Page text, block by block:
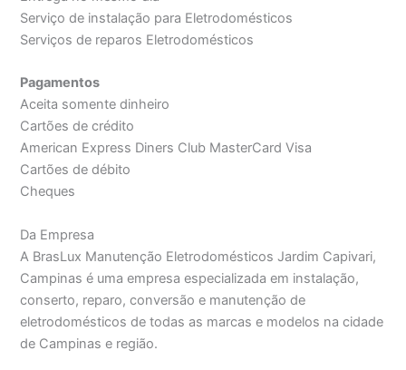
Serviço de instalação para Eletrodomésticos
Serviços de reparos Eletrodomésticos
Pagamentos
Aceita somente dinheiro
Cartões de crédito
American Express Diners Club MasterCard Visa
Cartões de débito
Cheques
Da Empresa
A BrasLux Manutenção Eletrodomésticos Jardim Capivari,
Campinas é uma empresa especializada em instalação,
conserto, reparo, conversão e manutenção de
eletrodomésticos de todas as marcas e modelos na cidade
de Campinas e região.